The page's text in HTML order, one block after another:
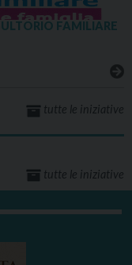
FAMILIARE
tutte le iniziative
tutte le iniziative